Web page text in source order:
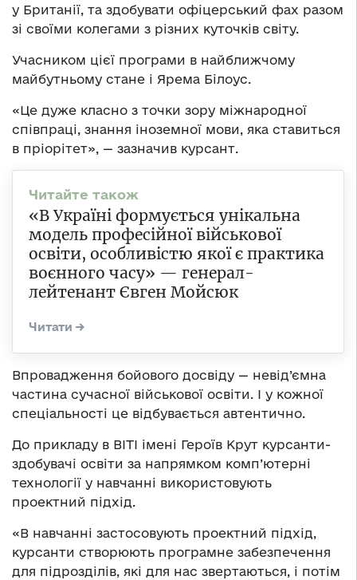
у Британії, та здобувати офіцерський фах разом
зі своїми колегами з різних куточків світу.
Учасником цієї програми в найближчому
майбутньому стане і Ярема Білоус.
«Це дуже класно з точки зору міжнародної
співпраці, знання іноземної мови, яка ставиться
в пріорітет», — зазначив курсант.
«В Україні формується унікальна
модель професійної військової
освіти, особливістю якої є практика
воєнного часу» — генерал-
лейтенант Євген Мойсюк
Впровадження бойового досвіду — невід’ємна
частина сучасної військової освіти. І у кожної
спеціальності це відбувається автентично.
До прикладу в ВІТІ імені Героїв Крут курсанти-
здобувачі освіти за напрямком комп’ютерні
технології у навчанні використовують
проектний підхід.
«В навчанні застосовують проектний підхід,
курсанти створюють програмне забезпечення
для підрозділів, які для нас звертаються, і потім